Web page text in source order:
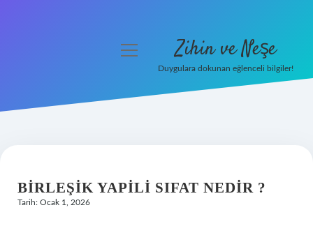
Hakkımızda
menüyü
Zihin ve Neşe
Duygulara dokunan eğlenceli bilgiler!
BIRLEŞIK YAPILI SIFAT NEDIR ?
Tarih: Ocak 1, 2026